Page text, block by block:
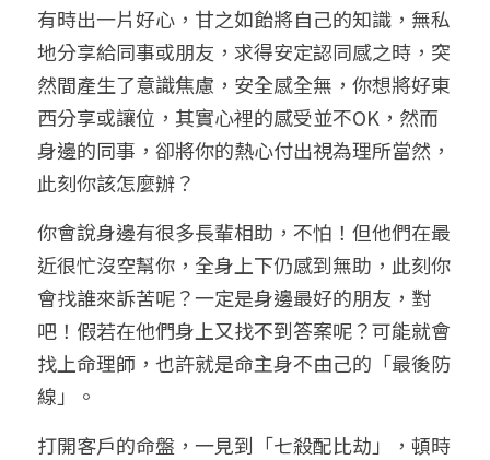
好書推廌
自我挑戰
八字高階班
五人實戰班
五行計算初階班
五行計算高階班
團隊訓練營
八字批命
小兒命名
科學八字推理3
科學八字輕鬆學
輕鬆學會科學八字推理
上課預約
常見問題
FB粉絲頁
搜索
繁體中文
繁體中文
0938617837
support@p8zicourse.com
五行八字線上班
有時出一片好心，甘之如飴將自己的知識，無私
地分享給同事或朋友，求得安定認同感之時，突
然間產生了意識焦慮，安全感全無，你想將好東
西分享或讓位，其實心裡的感受並不OK，然而
身邊的同事，卻將你的熱心付出視為理所當然，
此刻你該怎麼辦？
你會說身邊有很多長輩相助，不怕！但他們在最
近很忙沒空幫你，全身上下仍感到無助，此刻你
會找誰來訴苦呢？一定是身邊最好的朋友，對
吧！假若在他們身上又找不到答案呢？可能就會
找上命理師，也許就是命主身不由己的「最後防
線」。
打開客戶的命盤，一見到「七殺配比劫」，頓時